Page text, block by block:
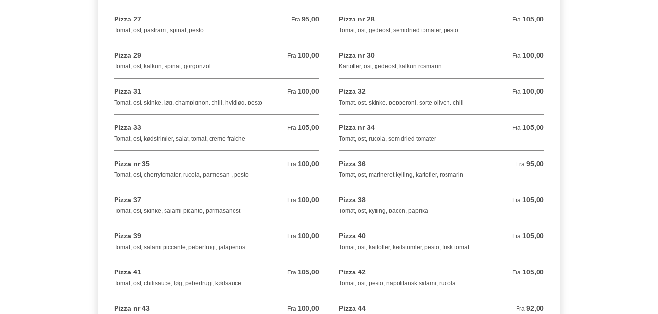
Pizza 27 Fra 95,00
Fra 95,00 DKK
Tomat, ost, pastrami, spinat, pesto
Pizza nr 28 Fra 105,00
Fra 105,00 DKK
Tomat, ost, gedeost, semidried tomater, pesto
Pizza 29 Fra 100,00
Fra 100,00 DKK
Tomat, ost, kalkun, spinat, gorgonzol
Pizza nr 30 Fra 100,00
Fra 100,00 DKK
Kartofler, ost, gedeost, kalkun rosmarin
Pizza 31 Fra 100,00
Fra 100,00 DKK
Tomat, ost, skinke, løg, champignon, chili, hvidløg, pesto
Pizza 32 Fra 100,00
Fra 100,00 DKK
Tomat, ost, skinke, pepperoni, sorte oliven, chili
Pizza 33 Fra 105,00
Fra 105,00 DKK
Tomat, ost, kødstrimler, salat, tomat, creme fraiche
Pizza nr 34 Fra 105,00
Fra 105,00 DKK
Tomat, ost, rucola, semidried tomater
Pizza nr 35 Fra 100,00
Fra 100,00 DKK
Tomat, ost, cherrytomater, rucola, parmesan , pesto
Pizza 36 Fra 95,00
Fra 95,00 DKK
Tomat, ost, marineret kylling, kartofler, rosmarin
Pizza 37 Fra 100,00
Fra 100,00 DKK
Tomat, ost, skinke, salami picanto, parmasanost
Pizza 38 Fra 105,00
Fra 105,00 DKK
Tomat, ost, kylling, bacon, paprika
Pizza 39 Fra 100,00
Fra 100,00 DKK
Tomat, ost, salami piccante, peberfrugt, jalapenos
Pizza 40 Fra 105,00
Fra 105,00 DKK
Tomat, ost, kartofler, kødstrimler, pesto, frisk tomat
Pizza 41 Fra 105,00
Fra 105,00 DKK
Tomat, ost, chilisauce, løg, peberfrugt, kødsauce
Pizza 42 Fra 105,00
Fra 105,00 DKK
Tomat, ost, pesto, napolitansk salami, rucola
Pizza nr 43 Fra 100,00
Fra 100,00 DKK
Pizza 44 Fra 92,00
Fra 92,00 DKK